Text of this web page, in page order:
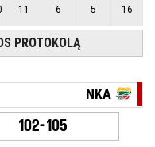
11 6 5 16
PROTOKOLĄ
NKA
102-105